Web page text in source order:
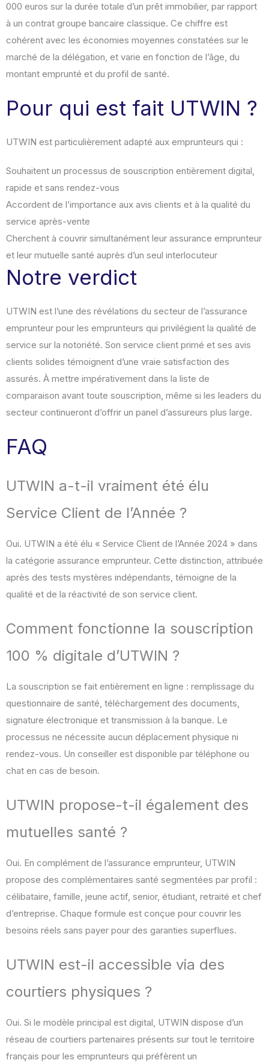
000 euros sur la durée totale d’un prêt immobilier, par rapport
à un contrat groupe bancaire classique. Ce chiffre est
cohérent avec les économies moyennes constatées sur le
marché de la délégation, et varie en fonction de l’âge, du
montant emprunté et du profil de santé.
Pour qui est fait UTWIN ?
UTWIN est particulièrement adapté aux emprunteurs qui :
Souhaitent un processus de souscription entièrement digital,
rapide et sans rendez-vous
Accordent de l’importance aux avis clients et à la qualité du
service après-vente
Cherchent à couvrir simultanément leur assurance emprunteur
et leur mutuelle santé auprès d’un seul interlocuteur
Notre verdict
UTWIN est l’une des révélations du secteur de l’assurance
emprunteur pour les emprunteurs qui privilégient la qualité de
service sur la notoriété. Son service client primé et ses avis
clients solides témoignent d’une vraie satisfaction des
assurés. À mettre impérativement dans la liste de
comparaison avant toute souscription, même si les leaders du
secteur continueront d’offrir un panel d’assureurs plus large.
FAQ
UTWIN a-t-il vraiment été élu
Service Client de l’Année ?
Oui. UTWIN a été élu « Service Client de l’Année 2024 » dans
la catégorie assurance emprunteur. Cette distinction, attribuée
après des tests mystères indépendants, témoigne de la
qualité et de la réactivité de son service client.
Comment fonctionne la souscription
100 % digitale d’UTWIN ?
La souscription se fait entièrement en ligne : remplissage du
questionnaire de santé, téléchargement des documents,
signature électronique et transmission à la banque. Le
processus ne nécessite aucun déplacement physique ni
rendez-vous. Un conseiller est disponible par téléphone ou
chat en cas de besoin.
UTWIN propose-t-il également des
mutuelles santé ?
Oui. En complément de l’assurance emprunteur, UTWIN
propose des complémentaires santé segmentées par profil :
célibataire, famille, jeune actif, senior, étudiant, retraité et chef
d’entreprise. Chaque formule est conçue pour couvrir les
besoins réels sans payer pour des garanties superflues.
UTWIN est-il accessible via des
courtiers physiques ?
Oui. Si le modèle principal est digital, UTWIN dispose d’un
réseau de courtiers partenaires présents sur tout le territoire
français pour les emprunteurs qui préfèrent un